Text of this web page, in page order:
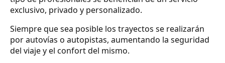
exclusivo, privado y personalizado.
Siempre que sea posible los trayectos se realizarán
por autovías o autopistas, aumentando la seguridad
del viaje y el confort del mismo.